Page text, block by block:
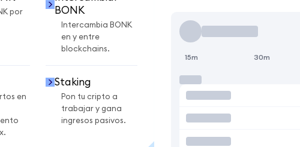
por
BONK
Intercambia BONK
en y entre
blockchains.
en
Staking
Pon tu cripto a
trabajar y gana
ingresos pasivos.
15m 30m